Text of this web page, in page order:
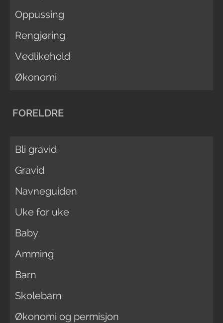
Oppussing
Rengjøring
Vedlikehold
Økonomi
FORELDRE
Bli gravid
Gravid
Navneguiden
Uke for uke
Baby
Amming
Barn
Skolebarn
Økonomi og permisjon